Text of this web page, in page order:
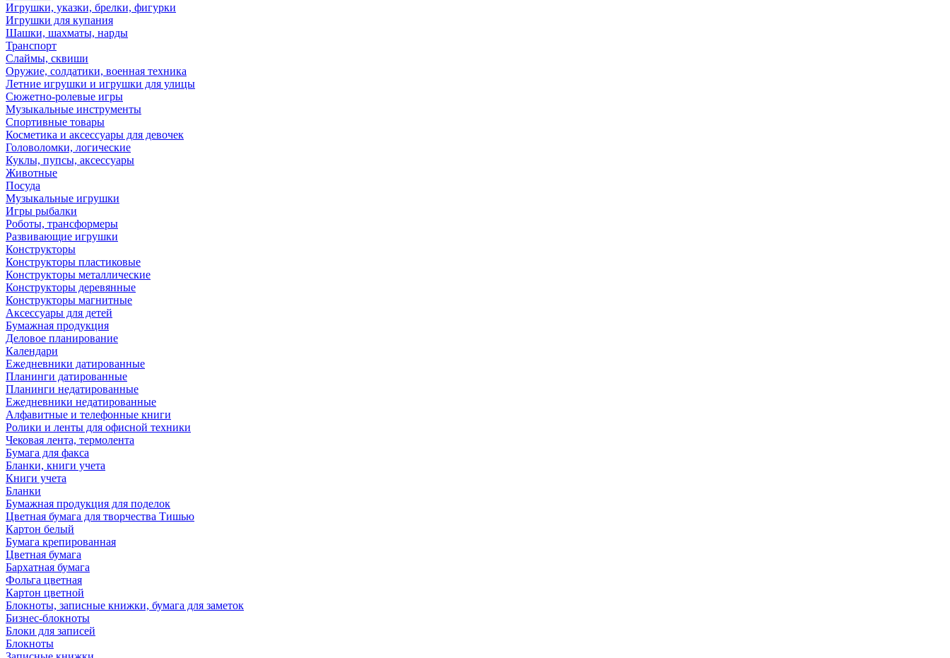
Игрушки, указки, брелки, фигурки
Игрушки для купания
Шашки, шахматы, нарды
Транспорт
Слаймы, сквиши
Оружие, солдатики, военная техника
Летние игрушки и игрушки для улицы
Сюжетно-ролевые игры
Музыкальные инструменты
Спортивные товары
Косметика и аксессуары для девочек
Головоломки, логические
Куклы, пупсы, аксессуары
Животные
Посуда
Музыкальные игрушки
Игры рыбалки
Роботы, трансформеры
Развивающие игрушки
Конструкторы
Конструкторы пластиковые
Конструкторы металлические
Конструкторы деревянные
Конструкторы магнитные
Аксессуары для детей
Бумажная продукция
Деловое планирование
Календари
Ежедневники датированные
Планинги датированные
Планинги недатированные
Ежедневники недатированные
Алфавитные и телефонные книги
Ролики и ленты для офисной техники
Чековая лента, термолента
Бумага для факса
Бланки, книги учета
Книги учета
Бланки
Бумажная продукция для поделок
Цветная бумага для творчества Тишью
Картон белый
Бумага крепированная
Цветная бумага
Бархатная бумага
Фольга цветная
Картон цветной
Блокноты, записные книжки, бумага для заметок
Бизнес-блокноты
Блоки для записей
Блокноты